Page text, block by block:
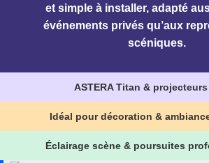
et simple à installer, adapté
événements privés qu’aux
scéniques.
ASTERA Titan &
Idéal pour décoration &
Éclairage scène & poursuites